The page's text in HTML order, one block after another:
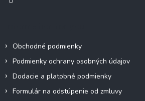
Obchodné podmienky
Podmienky ochrany osobných údajov
Dodacie a platobné podmienky
Formulár na odstúpenie od zmluvy